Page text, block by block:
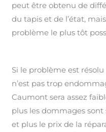
peut être obtenu de
du tapis et de l’état,
problème le plus tôt
Si le problème est
n’est pas trop
Caumont sera assez
plus les dommages
et plus le prix de la